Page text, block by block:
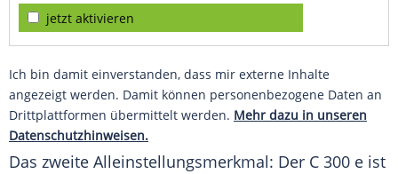
jetzt aktivieren
Ich bin damit einverstanden, dass mir externe Inhalte
angezeigt werden. Damit können personenbezogene Daten an
Drittplattformen übermittelt werden. Mehr dazu in unseren
Datenschutzhinweisen.
Das zweite Alleinstellungsmerkmal: Der C 300 e ist